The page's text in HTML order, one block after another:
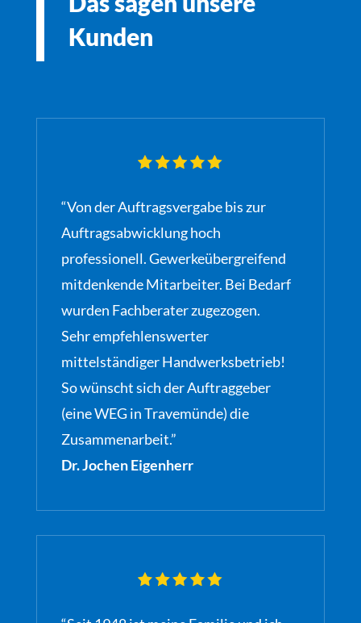
Kunden
“Von der Auftragsvergabe bis zur
Auftragsabwicklung hoch
professionell. Gewerkeübergreifend
mitdenkende Mitarbeiter. Bei Bedarf
wurden Fachberater zugezogen.
Sehr empfehlenswerter
mittelständiger Handwerksbetrieb!
So wünscht sich der Auftraggeber
(eine WEG in Travemünde) die
Zusammenarbeit.”
Dr. Jochen Eigenherr